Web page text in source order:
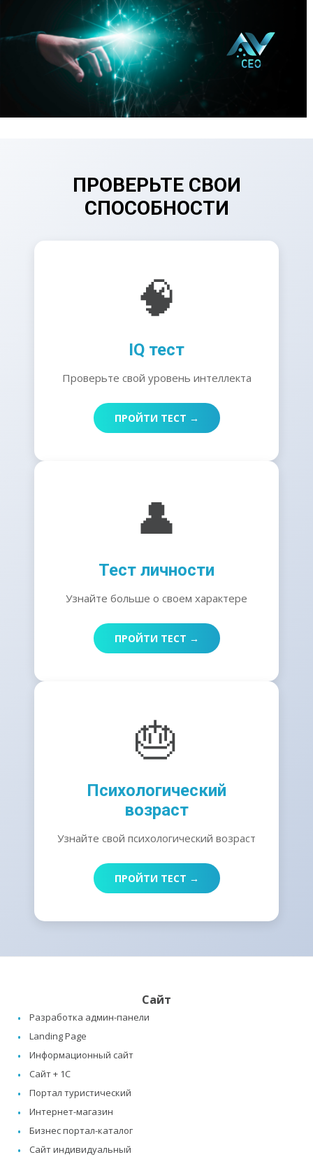
ПРОВЕРЬТЕ СВОИ
СПОСОБНОСТИ
🧠
IQ тест
Проверьте свой уровень интеллекта
ПРОЙТИ ТЕСТ →
👤
Тест личности
Узнайте больше о своем характере
ПРОЙТИ ТЕСТ →
🎂
Психологический
возраст
Узнайте свой психологический возраст
ПРОЙТИ ТЕСТ →
Сайт
Разработка админ-панели
Landing Page
Информационный сайт
Сайт + 1C
Портал туристический
Интернет-магазин
Бизнес портал-каталог
Сайт индивидуальный